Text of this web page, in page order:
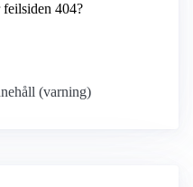
feilsiden 404?
(varning)